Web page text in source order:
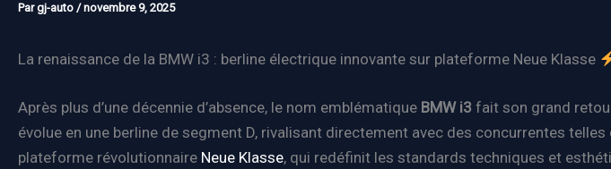
Pargj-auto /novembre 9, 2025
La renaissance de la BMW i3 : berline électrique innovante sur plateforme Neue Klasse
Après plus d’une décennie d’absence, le nom emblématique BMW i3 fait son grand
évolue en une berline de segment D, rivalisant directement avec des concurrentes
plateforme révolutionnaire Neue Klasse, qui redéfinit les standards techniques et